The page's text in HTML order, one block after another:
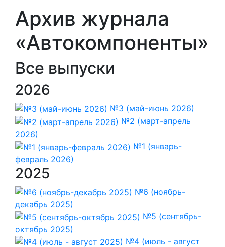
Архив журнала
«Автокомпоненты»
Все выпуски
2026
№3 (май-июнь 2026)
№2 (март-апрель
2026)
№1 (январь-
февраль 2026)
2025
№6 (ноябрь-
декабрь 2025)
№5 (сентябрь-
октябрь 2025)
№4 (июль - август